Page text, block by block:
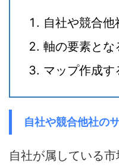
自社や競合
軸の要素とな
マップ作成す
自社や競合他社の
自社が属している